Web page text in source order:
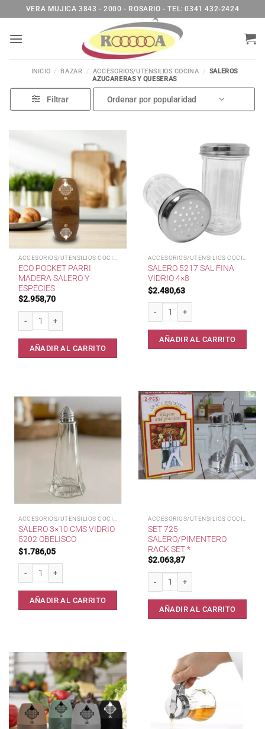
al
contenido
VERA MUJICA 3843 - 2000 - ROSARIO - TEL: 0341 432-2424
INICIO / BAZAR / ACCESORIOS/UTENSILIOS COCINA / SALEROS
AZUCARERAS Y QUESERAS
Filtrar
ECO POCKET PARRI
MADERA SALERO Y
ESPECIES
$2.958,70
Eco Pocket Parri MADERA salero y especies cantidad
AÑADIR AL CARRITO
SALERO 5217 SAL FINA
VIDRIO 4×8
$2.480,63
Salero 5217 Sal Fina Vidrio 4x8
AÑADIR AL CARRITO
SALERO 3×10 CMS VIDRIO
5202 OBELISCO
$1.786,05
Salero 3x10 cms Vidrio 5202 Obelisco cantidad
AÑADIR AL CARRITO
SET 725
SALERO/PIMENTERO
RACK SET *
$2.063,87
AÑADIR AL CARRITO